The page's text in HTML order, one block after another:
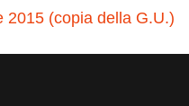
2015 (copia della G.U.)